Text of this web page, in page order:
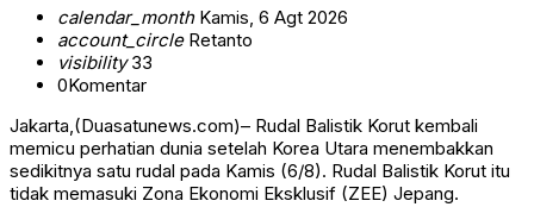
calendar_monthKamis, 6 Agt 2026
account_circleRetanto
visibility33
0Komentar
Jakarta,(Duasatunews.com)– Rudal Balistik Korut kembali
memicu perhatian dunia setelah Korea Utara menembakkan
sedikitnya satu rudal pada Kamis (6/8). Rudal Balistik Korut itu
tidak memasuki Zona Ekonomi Eksklusif (ZEE) Jepang.